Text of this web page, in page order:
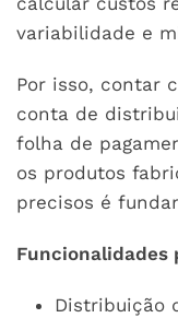
variabilidade e
Por isso, contar
conta de
folha de
os produtos
precisos é
Funcionalidades
Distribuição